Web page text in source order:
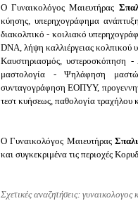
Ο Γυναικολόγος Μαιευτήρας
κύησης, υπερηχογράφημα
διακολπικό - κοιλιακό
DNA, λήψη καλλιέργειας
Καυστηριασμός, υστεροσκόπηση -
μαστολογία - Ψηλάφηση
συνταγογράφηση ΕΟΠΥΥ,
τεστ κυήσεως, παθολογία τραχήλου
Ο Γυναικολόγος Μαιευτήρας
και συγκεκριμένα τις περιοχές
Σχετικές αναζητήσεις: